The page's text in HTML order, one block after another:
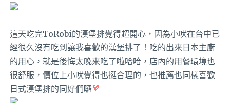
這天吃完ToRobi的漢堡排覺得超開心，因為小吠在台中已
經很久沒有吃到讓我喜歡的漢堡排了！吃的出來日本主廚
的用心，就是後悔太晚來吃了啦哈哈，店內的用餐環境也
很舒服，價位上小吠覺得也挺合理的，也推薦也同樣喜歡
日式漢堡排的同好們囉